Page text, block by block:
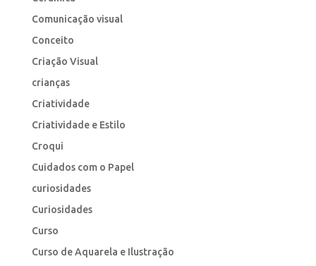
Comunicação visual
Conceito
Criação Visual
crianças
Criatividade
Criatividade e Estilo
Croqui
Cuidados com o Papel
curiosidades
Curiosidades
Curso
Curso de Aquarela e Ilustração